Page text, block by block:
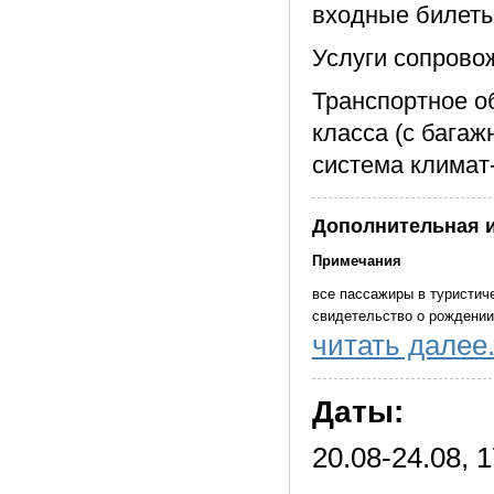
входные
Услуги
Транспортное
класса (с
система
Дополнительная
Примечания
все пассажиры в
свидетельство о
время прибытия
время и порядок
сохранении их объема и
при количестве туристов
читать
Даты:
20.08-24.08,